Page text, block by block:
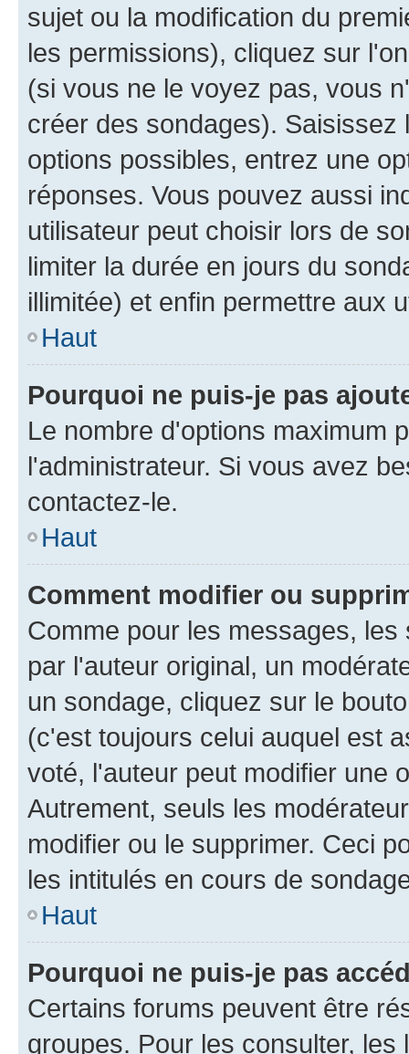
sujet ou la modification du
les permissions), cliquez sur
(si vous ne le voyez pas, vous
créer des sondages).
options possibles, entrez une
réponses. Vous pouvez aussi
utilisateur peut choisir lors de
limiter la durée en jours du
illimitée) et enfin permettre aux
Haut
Pourquoi ne puis-je pas
Le nombre d'options maximum
l'administrateur. Si vous avez
contactez-le.
Haut
Comment modifier ou
Comme pour les messages,
par l'auteur original, un
un sondage, cliquez sur le
(c'est toujours celui auquel est
voté, l'auteur peut modifier une
Autrement, seuls les
modifier ou le supprimer. Ceci
les intitulés en cours de
Haut
Pourquoi ne puis-je pas
Certains forums peuvent être
groupes. Pour les consulter,